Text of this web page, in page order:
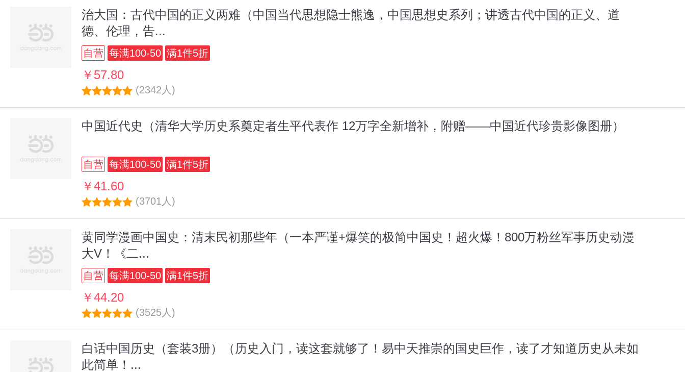
治大国：古代中国的正义两难（中国当代思想隐士熊逸，中国思想史系列；讲透古代中国的正义、道
德、伦理，告...
自营 每满100-50 满1件5折
￥57.80
(2342人)
中国近代史（清华大学历史系奠定者生平代表作 12万字全新增补，附赠——中国近代珍贵影像图册）
自营 每满100-50 满1件5折
￥41.60
(3701人)
黄同学漫画中国史：清末民初那些年（一本严谨+爆笑的极简中国史！超火爆！800万粉丝军事历史动漫
大V！《二...
自营 每满100-50 满1件5折
￥44.20
(3525人)
白话中国历史（套装3册）（历史入门，读这套就够了！易中天推崇的国史巨作，读了才知道历史从未如
此简单！...